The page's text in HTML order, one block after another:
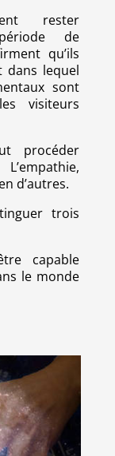
rester
de
qu’ils
dans lequel
sont
visiteurs
procéder
d’autres.
trois
capable
le monde